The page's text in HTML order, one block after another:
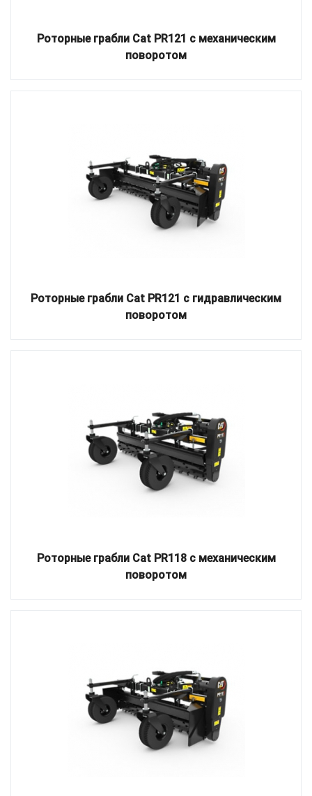
Роторные грабли Cat PR121 с механическим
поворотом
Роторные грабли Cat PR121 с гидравлическим
поворотом
Роторные грабли Cat PR118 с механическим
поворотом